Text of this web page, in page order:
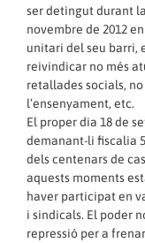
ser detingut durant
novembre de 2012
unitari del seu barri,
reivindicar no més
retallades socials,
l’ensenyament, etc.
El proper dia 18 de
demanant-li fiscalia
dels centenars de
aquests moments
haver participat en
i sindicals. El poder
repressió per a